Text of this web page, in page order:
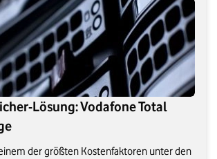
Lösung: Vodafone Total
der größten Kostenfaktoren unter den